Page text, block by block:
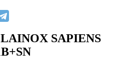
SAPIENS